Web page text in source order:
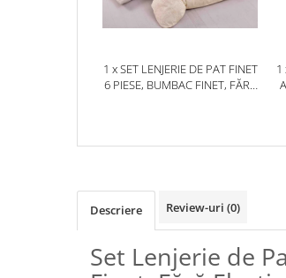
1 x SET LENJERIE DE PAT FINET
6 PIESE, BUMBAC FINET, FĂRĂ
1
Descriere Review-uri (0)
Set Lenjerie de